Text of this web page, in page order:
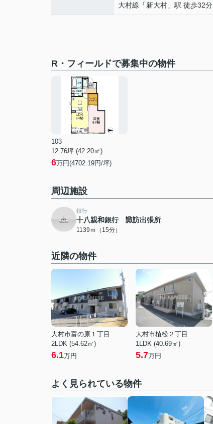
大村線 「新大村 」駅 徒歩32分
R・フィールドで募集中の物件
103
12.76坪 (42.20㎡)
6万円(4702.19円/坪)
周辺施設
銀行
十八親和銀行 諏訪出張所
1139ｍ（15分）
近隣の物件
大村市富の原１丁目
2LDK (54.62㎡)
6.1万円
大村市植松２丁目
1LDK (40.69㎡)
5.7万円
よく見られている物件